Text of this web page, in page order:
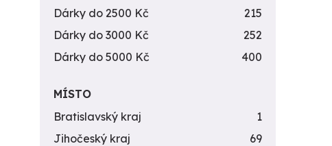
Dárky do 2500 Kč
215
Dárky do 3000 Kč
252
Dárky do 5000 Kč
400
MÍSTO
Bratislavský kraj
1
Jihočeský kraj
69